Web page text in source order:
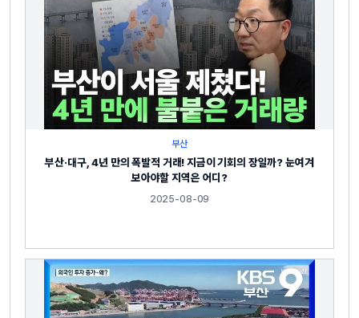
부산
부산·대구, 4년 만의 폭발적 거래! 지금이 기회의 장일까? 눈여겨
보아야할 지역은 어디?
2025-08-09